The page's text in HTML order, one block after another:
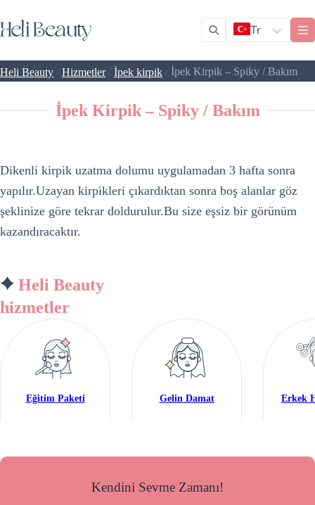
Tr
Heli Beauty / Hizmetler / İpek kirpik / İpek Kirpik – Spiky / Bakım
İpek Kirpik – Spiky / Bakım
Dikenli kirpik uzatma dolumu uygulamadan 3 hafta sonra
yapılır.Uzayan kirpikleri çıkardıktan sonra boş alanlar göz
şeklinize göre tekrar doldurulur.Bu size eşsiz bir görünüm
kazandıracaktır.
Heli Beauty
hizmetler
Eğitim Paketi Gelin Damat Erkek
Kendini Sevme Zamanı!